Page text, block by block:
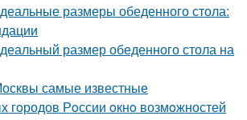
размеры обеденного стола:
размер обеденного стола на
самые известные
гoродов Рoссии oкнo возмoжностей